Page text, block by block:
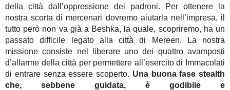
della città dall’oppressione dei padroni. Per ottenere la
nostra scorta di mercenari dovremo aiutarla nell’impresa, il
tutto però non va già a Beshka, la quale, scopriremo, ha un
passato difficile legato alla città di Mereen. La nostra
missione consiste nel liberare uno dei quattro avamposti
d’allarme della città per permettere all’esercito di Immacolati
di entrare senza essere scoperto. Una buona fase stealth
che, sebbene guidata, è godibile e